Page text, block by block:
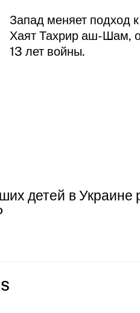
Запад меняет подход
Хаят Тахрир аш-Шам,
13 лет войны.
детей в Украине